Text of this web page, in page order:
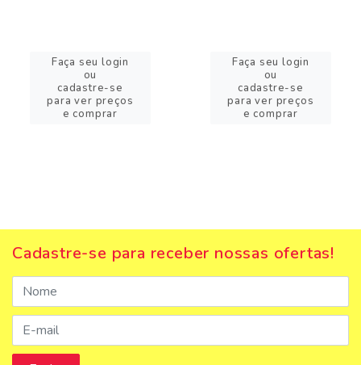
Faça seu login
ou
cadastre-se
para ver preços
e comprar
Faça seu login
ou
cadastre-se
para ver preços
e comprar
Cadastre-se para receber nossas ofertas!